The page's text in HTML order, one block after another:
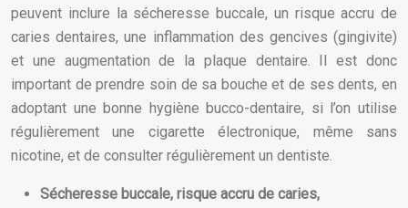
peuvent inclure la sécheresse buccale, un risque accru de
caries dentaires, une inflammation des gencives (gingivite)
et une augmentation de la plaque dentaire. Il est donc
important de prendre soin de sa bouche et de ses dents, en
adoptant une bonne hygiène bucco-dentaire, si l’on utilise
régulièrement une cigarette électronique, même sans
nicotine, et de consulter régulièrement un dentiste.
Sécheresse buccale, risque accru de caries,